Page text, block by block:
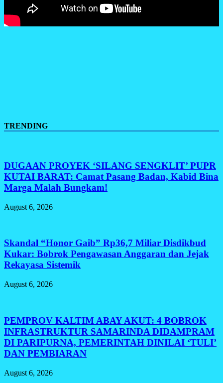
TRENDING
DUGAAN PROYEK ‘SILANG SENGKLIT’ PUPR
KUTAI BARAT: Camat Pasang Badan, Kabid Bina
Marga Malah Bungkam!
August 6, 2026
Skandal “Honor Gaib” Rp36,7 Miliar Disdikbud
Kukar: Bobrok Pengawasan Anggaran dan Jejak
Rekayasa Sistemik
August 6, 2026
PEMPROV KALTIM ABAY AKUT: 4 BOBROK
INFRASTRUKTUR SAMARINDA DIDAMPRAM
DI PARIPURNA, PEMERINTAH DINILAI ‘TULI’
DAN PEMBIARAN
August 6, 2026